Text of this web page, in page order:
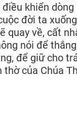
khiển
đời ta
quay về, cất
nói để
để giữ cho
thờ của Chúa